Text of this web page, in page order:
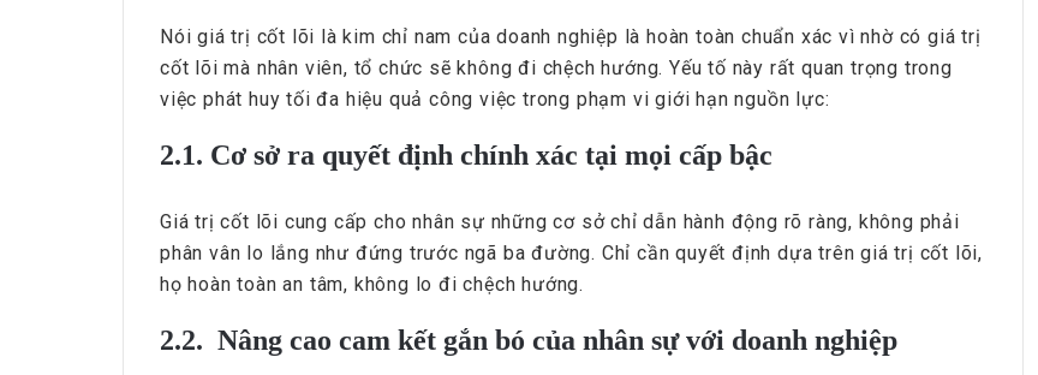
Nói giá trị cốt lõi là kim chỉ nam của doanh nghiệp là hoàn toàn chuẩn xác vì nhờ có giá trị
cốt lõi mà nhân viên, tổ chức sẽ không đi chệch hướng. Yếu tố này rất quan trọng trong
việc phát huy tối đa hiệu quả công việc trong phạm vi giới hạn nguồn lực:
2.1. Cơ sở ra quyết định chính xác tại mọi cấp bậc
Giá trị cốt lõi cung cấp cho nhân sự những cơ sở chỉ dẫn hành động rõ ràng, không phải
phân vân lo lắng như đứng trước ngã ba đường. Chỉ cần quyết định dựa trên giá trị cốt lõi,
họ hoàn toàn an tâm, không lo đi chệch hướng.
2.2. Nâng cao cam kết gắn bó của nhân sự với doanh nghiệp
HRchannels Group - Headhunter Vietnam